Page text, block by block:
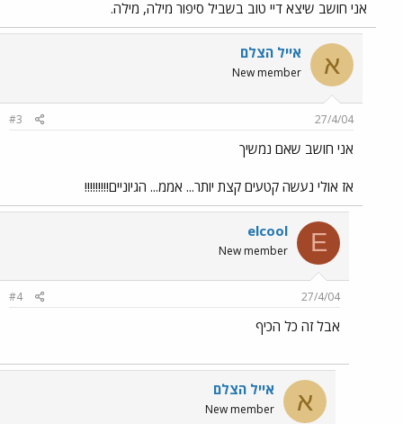
אני חושב שיצא דיי טוב בשביל סיפור מילה, מילה.
א אייל הצלם
New member
27/4/04
#3
אני חושב שאם נמשיך
אז אולי נעשה קטעים קצת יותר... אממ... הגיוניים!!!!!!!!!
E
elcool
New member
27/4/04
#4
אבל זה כל הכיף
א אייל הצלם
New member